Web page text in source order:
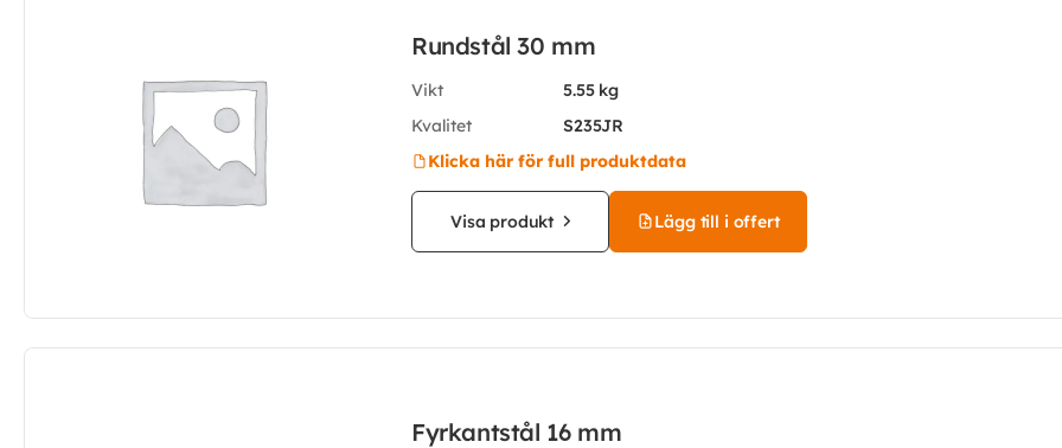
Rundstål 30 mm
Vikt
5.55 kg
Kvalitet
S235JR
Klicka här för full produktdata
Visa produkt Lägg till i offert
Fyrkantstål 16 mm